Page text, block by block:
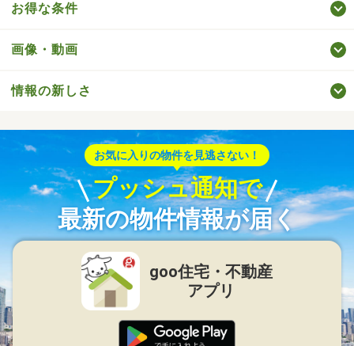
お得な条件
画像・動画
情報の新しさ
お気に入りの物件を見逃さない！
プッシュ通知で
最新の物件情報が届く
goo住宅・不動産
アプリ